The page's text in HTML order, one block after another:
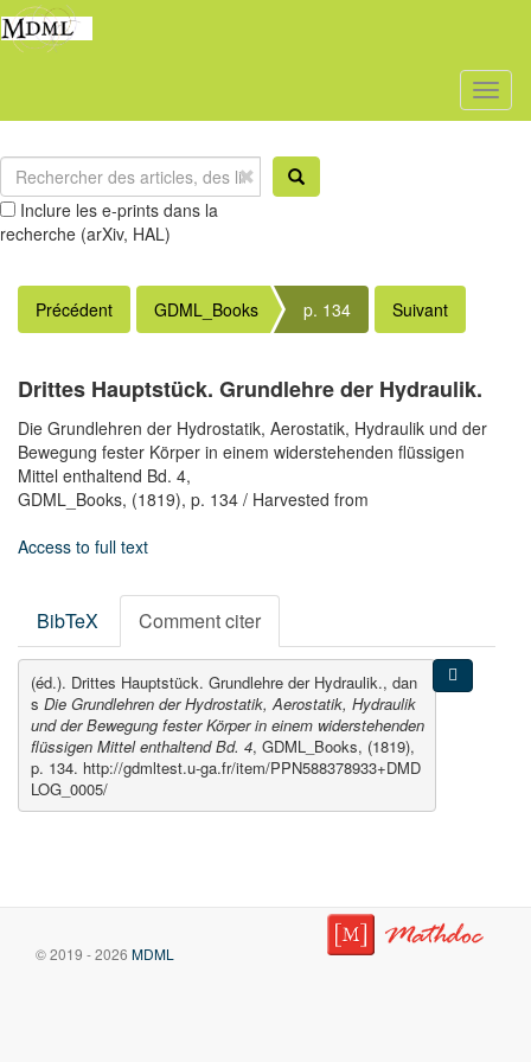
Inclure les e-prints dans la
recherche (arXiv, HAL)
Précédent GDML_Books p. 134 Suivant
Drittes Hauptstück. Grundlehre der Hydraulik.
Die Grundlehren der Hydrostatik, Aerostatik, Hydraulik und der
Bewegung fester Körper in einem widerstehenden flüssigen
Mittel enthaltend Bd. 4,
GDML_Books, (1819), p. 134 / Harvested from
Access to full text
BibTeX Comment citer
(éd.). Drittes Hauptstück. Grundlehre der Hydraulik., dan
s Die Grundlehren der Hydrostatik, Aerostatik, Hydraulik
und der Bewegung fester Körper in einem widerstehenden
flüssigen Mittel enthaltend Bd. 4, GDML_Books, (1819),
p. 134. http://gdmltest.u-ga.fr/item/PPN588378933+DMD
LOG_0005/
© 2019 - 2026 MDML